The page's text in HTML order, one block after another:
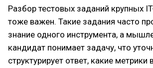
Разбор тестовых заданий крупных
тоже важен. Такие задания часто
знание одного инструмента, а
кандидат понимает задачу, что
структурирует ответ, какие метрики